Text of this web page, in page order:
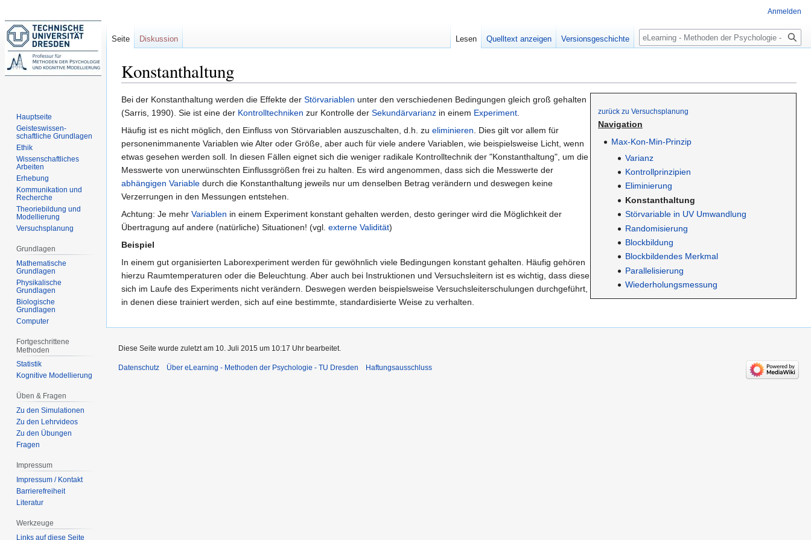
Konstanthaltung
Zur
Navigation
springen
Zur
Suche
springen
zurück zu Versuchsplanung
Navigation
Max-Kon-Min-Prinzip
Varianz
Kontrollprinzipien
Eliminierung
Konstanthaltung
Störvariable in UV Umwandlung
Randomisierung
Blockbildung
Blockbildendes Merkmal
Parallelisierung
Wiederholungsmessung
Bei der Konstanthaltung werden die Effekte der Störvariablen unter den verschiedenen Bedingungen gleich groß gehalten
(Sarris, 1990). Sie ist eine der Kontrolltechniken zur Kontrolle der Sekundärvarianz in einem Experiment.
Häufig ist es nicht möglich, den Einfluss von Störvariablen auszuschalten, d.h. zu eliminieren. Dies gilt vor allem für
personenimmanente Variablen wie Alter oder Größe, aber auch für viele andere Variablen, wie beispielsweise Licht, wenn
etwas gesehen werden soll. In diesen Fällen eignet sich die weniger radikale Kontrolltechnik der "Konstanthaltung", um die
Messwerte von unerwünschten Einflussgrößen frei zu halten. Es wird angenommen, dass sich die Messwerte der
abhängigen Variable durch die Konstanthaltung jeweils nur um denselben Betrag verändern und deswegen keine
Verzerrungen in den Messungen entstehen.
Achtung: Je mehr Variablen in einem Experiment konstant gehalten werden, desto geringer wird die Möglichkeit der
Übertragung auf andere (natürliche) Situationen! (vgl. externe Validität)
Beispiel
In einem gut organisierten Laborexperiment werden für gewöhnlich viele Bedingungen konstant gehalten. Häufig gehören
hierzu Raumtemperaturen oder die Beleuchtung. Aber auch bei Instruktionen und Versuchsleitern ist es wichtig, dass diese
sich im Laufe des Experiments nicht verändern. Deswegen werden beispielsweise Versuchsleiterschulungen durchgeführt,
in denen diese trainiert werden, sich auf eine bestimmte, standardisierte Weise zu verhalten.
Anmelden
Seite Diskussion Lesen Quelltext anzeigen Versionsgeschichte Suche
Hauptseite
Geisteswissen-
schaftliche Grundlagen
Ethik
Wissenschaftliches
Arbeiten
Erhebung
Kommunikation und
Recherche
Theoriebildung und
Modellierung
Versuchsplanung
Grundlagen
Mathematische
Grundlagen
Physikalische
Grundlagen
Biologische
Grundlagen
Computer
Fortgeschrittene
Methoden
Statistik
Kognitive Modellierung
Üben & Fragen
Zu den Simulationen
Zu den Lehrvideos
Zu den Übungen
Fragen
Impressum
Impressum / Kontakt
Barrierefreiheit
Literatur
Werkzeuge
Links auf diese Seite
Diese Seite wurde zuletzt am 10. Juli 2015 um 10:17 Uhr bearbeitet.
Datenschutz Über eLearning - Methoden der Psychologie - TU Dresden Haftungsausschluss